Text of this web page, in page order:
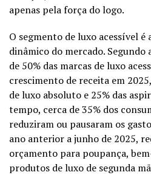
apenas pela força do logo.
O segmento de luxo acessível
dinâmico do mercado.
de 50% das marcas de luxo
crescimento de receita em
de luxo absoluto e 25% das
tempo, cerca de 35% dos
reduziram ou pausaram os
ano anterior a junho de 2025,
orçamento para poupança,
produtos de luxo de segunda